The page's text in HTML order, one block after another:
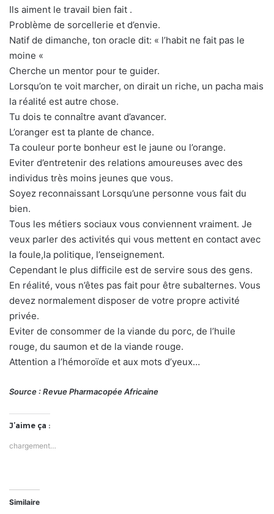
Ils aiment le travail bien fait .
Problème de sorcellerie et d’envie.
Natif de dimanche, ton oracle dit: « l’habit ne fait pas le
moine «
Cherche un mentor pour te guider.
Lorsqu’on te voit marcher, on dirait un riche, un pacha mais
la réalité est autre chose.
Tu dois te connaître avant d’avancer.
L’oranger est ta plante de chance.
Ta couleur porte bonheur est le jaune ou l’orange.
Eviter d’entretenir des relations amoureuses avec des
individus très moins jeunes que vous.
Soyez reconnaissant Lorsqu’une personne vous fait du
bien.
Tous les métiers sociaux vous conviennent vraiment. Je
veux parler des activités qui vous mettent en contact avec
la foule,la politique, l’enseignement.
Cependant le plus difficile est de servire sous des gens.
En réalité, vous n’êtes pas fait pour être subalternes. Vous
devez normalement disposer de votre propre activité
privée.
Eviter de consommer de la viande du porc, de l’huile
rouge, du saumon et de la viande rouge.
Attention a l’hémoroïde et aux mots d’yeux…
Source : Revue Pharmacopée Africaine
J’aime ça :
chargement…
Similaire